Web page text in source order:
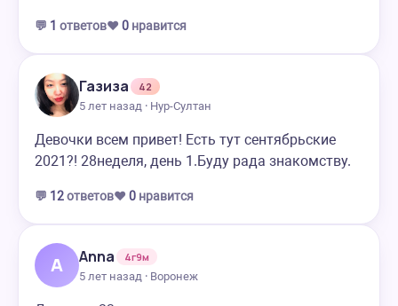
💬 1 ответов❤️ 0 нравится
Газиза
42
5 лет назад · Нур-Султан
Девочки всем привет! Есть тут сентябрьские
2021?! 28неделя, день 1.Буду рада знакомству.
💬 12ответов❤️ 0 нравится
A Anna
4г9м
5 лет назад · Воронеж